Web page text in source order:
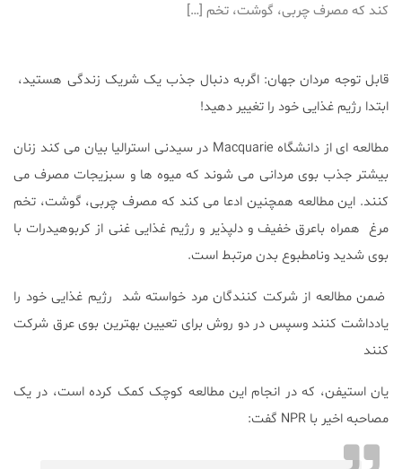
کند که مصرف چربی، گوشت، تخم […]
قابل توجه مردان جهان: اگربه دنبال جذب یک شریک زندگی هستید،
ابتدا رژیم غذایی خود را تغییر دهید!
مطالعه ای از دانشگاه Macquarie در سیدنی استرالیا بیان می کند زنان
بیشتر جذب بوی مردانی می شوند که میوه ها و سبزیجات مصرف می
کنند. این مطالعه همچنین ادعا می کند که مصرف چربی، گوشت، تخم
مرغ همراه باعرق خفیف و دلپذیر و رژیم غذایی غنی از کربوهیدرات با
بوی شدید ونامطبوع بدن مرتبط است.
ضمن مطالعه از شرکت کنندگان مرد خواسته شد رژیم غذایی خود را
یادداشت کنند وسپس در دو روش برای تعیین بهترین بوی عرق شرکت
کنند
یان استیفن، که در انجام این مطالعه کوچک کمک کرده است، در یک
مصاحبه اخیر با NPR گفت: